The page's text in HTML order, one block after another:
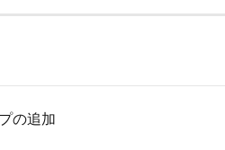
の追加